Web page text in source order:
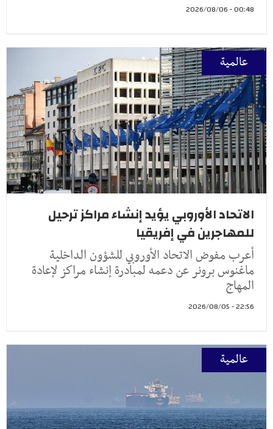
00:48 - 2026/08/06
عالمية
الاتحاد الأوروبي يؤيد إنشاء مراكز ترحيل
للمهاجرين في إفريقيا
أعرب مفوض الاتحاد الأوروبي للشؤون الداخلية
ماغنوس برونر عن دعمه لمبادرة إنشاء مراكز لإعادة
المهاج
22:56 - 2026/08/05
عالمية